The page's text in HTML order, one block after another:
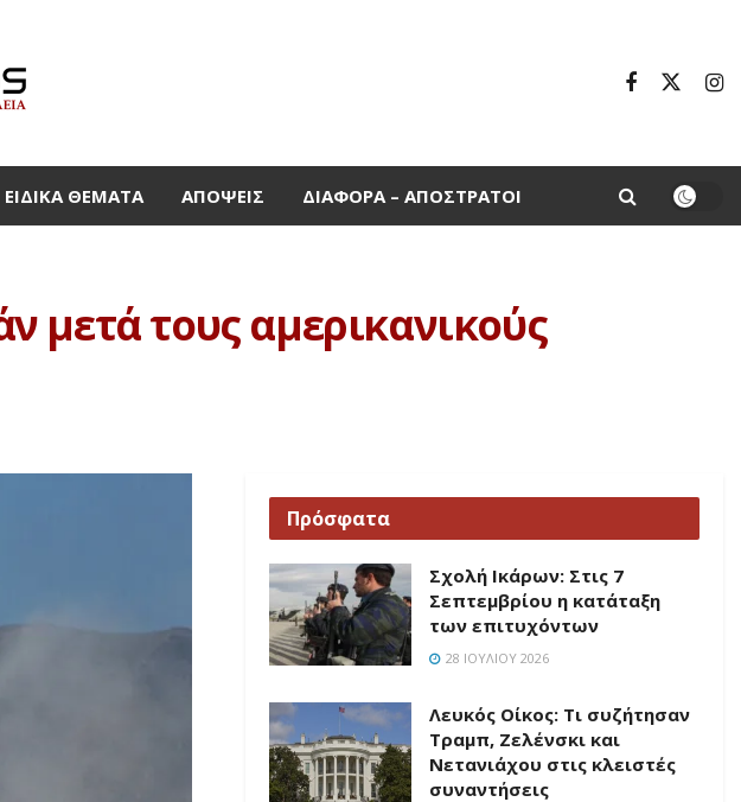
ΕΙΔΙΚΆ ΘΈΜΑΤΑ ΑΠΌΨΕΙΣ ΔΙΆΦΟΡΑ – ΑΠΌΣΤΡΑΤΟΙ
μετά τους αμερικανικούς
Πρόσφατα
Σχολή Ικάρων: Στις 7
Σεπτεμβρίου η κατάταξη
των επιτυχόντων
28 ΙΟΥΛΊΟΥ 2026
Λευκός Οίκος: Τι συζήτησαν
Τραμπ, Ζελένσκι και
Νετανιάχου στις κλειστές
συναντήσεις